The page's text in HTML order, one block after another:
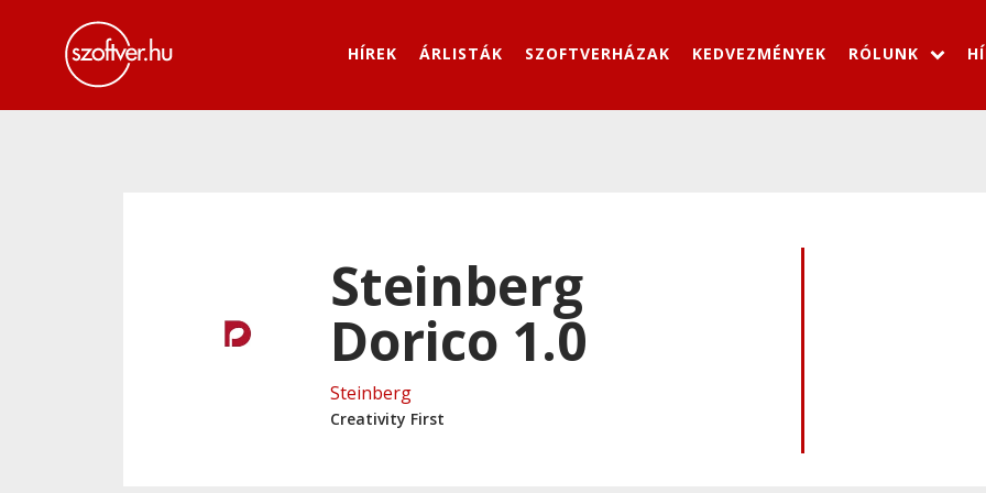
HÍREK ÁRLISTÁK SZOFTVERHÁZAK KEDVEZMÉNYEK RÓLUNK
Steinberg
Dorico 1.0
Steinberg
Creativity First